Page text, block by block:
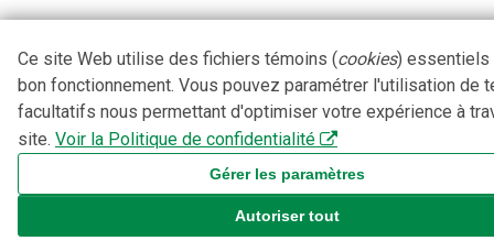
Ce site Web utilise des fichiers témoins (cookies) essentiels
bon fonctionnement. Vous pouvez paramétrer l'utilisation de
facultatifs nous permettant d'optimiser votre expérience à
site. Voir la Politique de confidentialité
Gérer les paramètres
Autoriser tout